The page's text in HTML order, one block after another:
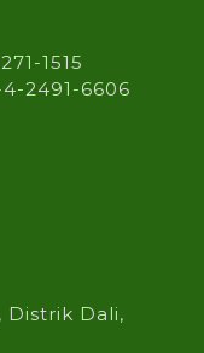
1515
2491-6606
Distrik Dali,